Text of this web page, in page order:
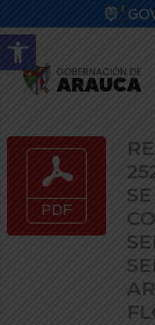
Abrir barra de herramientas